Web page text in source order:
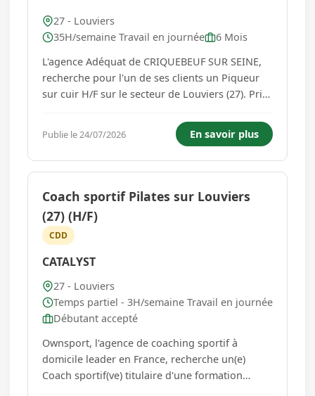
27 - Louviers
35H/semaine Travail en journée
6 Mois
L'agence Adéquat de CRIQUEBEUF SUR SEINE,
recherche pour l'un de ses clients un Piqueur
sur cuir H/F sur le secteur de Louviers (27). Prise
cuir en suivant les instructions techniques. *
Utiliser d...
Publie le 24/07/2026 En savoir plus
Coach sportif Pilates sur Louviers
(27) (H/F)
CDD
CATALYST
27 - Louviers
Temps partiel - 3H/semaine Travail en journée
Débutant accepté
Ownsport, l'agence de coaching sportif à
domicile leader en France, recherche un(e)
Coach sportif(ve) titulaire d'une formation